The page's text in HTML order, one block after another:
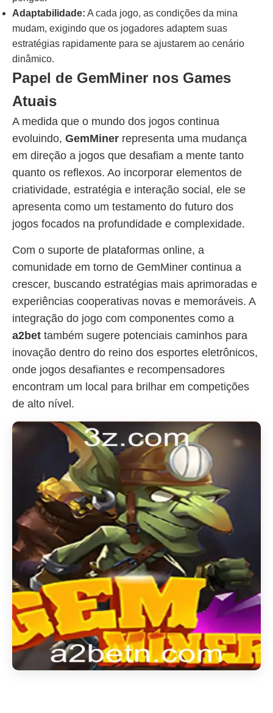
Adaptabilidade: A cada jogo, as condições da mina
mudam, exigindo que os jogadores adaptem suas
estratégias rapidamente para se ajustarem ao cenário
dinâmico.
Papel de GemMiner nos Games
Atuais
A medida que o mundo dos jogos continua
evoluindo, GemMiner representa uma mudança
em direção a jogos que desafiam a mente tanto
quanto os reflexos. Ao incorporar elementos de
criatividade, estratégia e interação social, ele se
apresenta como um testamento do futuro dos
jogos focados na profundidade e complexidade.
Com o suporte de plataformas online, a
comunidade em torno de GemMiner continua a
crescer, buscando estratégias mais aprimoradas e
experiências cooperativas novas e memoráveis. A
integração do jogo com componentes como a
a2bet também sugere potenciais caminhos para
inovação dentro do reino dos esportes eletrônicos,
onde jogos desafiantes e recompensadores
encontram um local para brilhar em competições
de alto nível.